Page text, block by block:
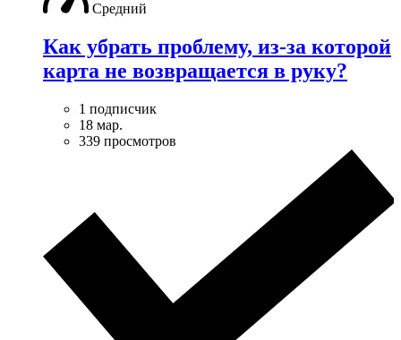
Средний
Как убрать проблему, из-за которой
карта не возвращается в руку?
1 подписчик
18 мар.
339 просмотров